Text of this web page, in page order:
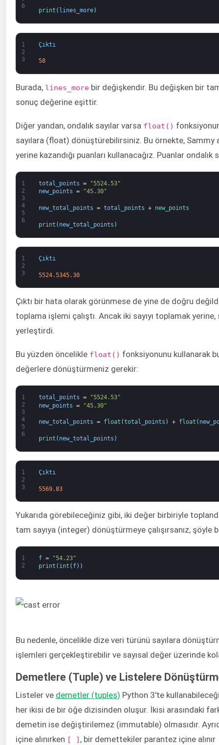
6
print ( lines_more)
1
2
3
Çıktı
58
Burada, lines_more bir değişkendir. Bu değişken bir
sonuç değerine eşittir.
Diğer yandan, ondalık sayılar varsa float()
sayılara (float) dönüştürebilirsiniz. Bu örnekte, Sammy
yerine kazandığı puanları kullanacağız. Puanlar
1
2
3
4
5
6
total_points =
"5524.53"
new_points = "45.30"
new_total_points = total_points + new_points
print ( new_total_points )
1
2
3
Çıktı
5524.5345.30
Çıktı bir hata olarak görünmese de yine de doğru
toplama işlemi çalıştı. Ancak iki sayıyı toplamak
yerleştirdi.
Bu yüzden öncelikle float() fonksiyonunu kullanarak
değerlere dönüştürmeniz gerekir:
1
2
3
4
5
6
total_points =
"5524.53"
new_points = "45.30"
new_total_points = float (total_points ) + float (
print ( new_total_points )
1
2
3
Çıktı
5569.83
Yukarıda görebileceğiniz gibi, iki değer birbiriyle
tam sayıya (integer) dönüştürmeye çalışırsanız, şöyle
1
2
f =
"54.23"
print ( int ( f) )
Bu nedenle, öncelikle dize veri türünü sayılara
işlemleri gerçekleştirebilir ve sayısal değer üzerinde
Demetlere (Tuple) ve Listelere
Listeler ve demetler (tuples) Python 3'te
her ikisi de bir öğe dizisinden oluşur. İkisi arasındaki
demetin ise değiştirilemez (immutable) olmasıdır.
içine alınırken [ ] , bir demettekiler parantez içine alınır